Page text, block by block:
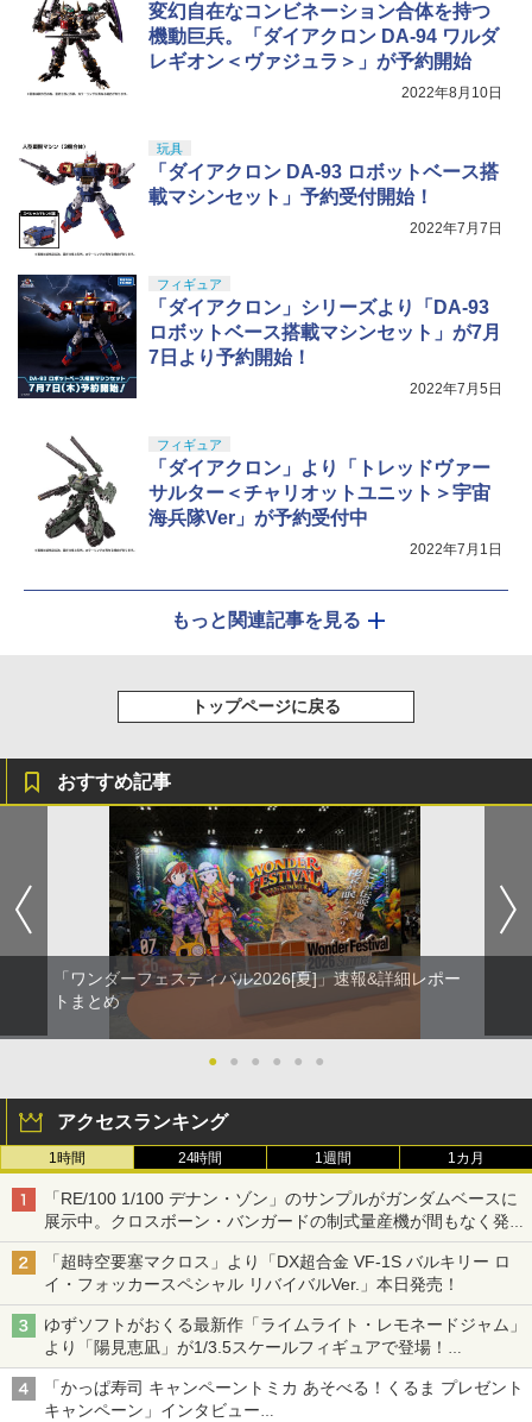
変幻自在なコンビネーション合体を持つ
機動巨兵。「ダイアクロン DA-94 ワルダ
レギオン＜ヴァジュラ＞」が予約開始
2022年8月10日
玩具
「ダイアクロン DA-93 ロボットベース搭
載マシンセット」予約受付開始！
2022年7月7日
フィギュア
「ダイアクロン」シリーズより「DA-93
ロボットベース搭載マシンセット」が7月
7日より予約開始！
2022年7月5日
フィギュア
「ダイアクロン」より「トレッドヴァー
サルター＜チャリオットユニット＞宇宙
海兵隊Ver」が予約受付中
2022年7月1日
もっと関連記事を見る
トップページに戻る
おすすめ記事
「ワンダーフェスティバル2026[夏]」速報&詳細レポー
トまとめ
● ● ● ● ● ●
アクセスランキング
1時間 24時間 1週間 1カ月
「RE/100 1/100 デナン・ゾン」のサンプルがガンダムベースに
展示中。クロスボーン・バンガードの制式量産機が間もなく発送
【ガンダムベース撮り下ろし】
「超時空要塞マクロス」より「DX超合金 VF-1S バルキリー ロ
イ・フォッカースペシャル リバイバルVer.」本日発売！
ゆずソフトがおくる最新作「ライムライト・レモネードジャム」
より「陽見恵凪」が1/3.5スケールフィギュアで登場！
メガネ姿も表現できるオプションパーツが付属
「かっぱ寿司 キャンペーントミカ あそべる！くるま プレゼント
キャンペーン」インタビュー